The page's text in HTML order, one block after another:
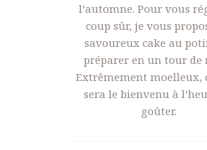
l’automne. Pour vous
coup sûr, je vous
savoureux cake au
préparer en un tour de
Extrêmement moelleux,
sera le bienvenu à
goûter.